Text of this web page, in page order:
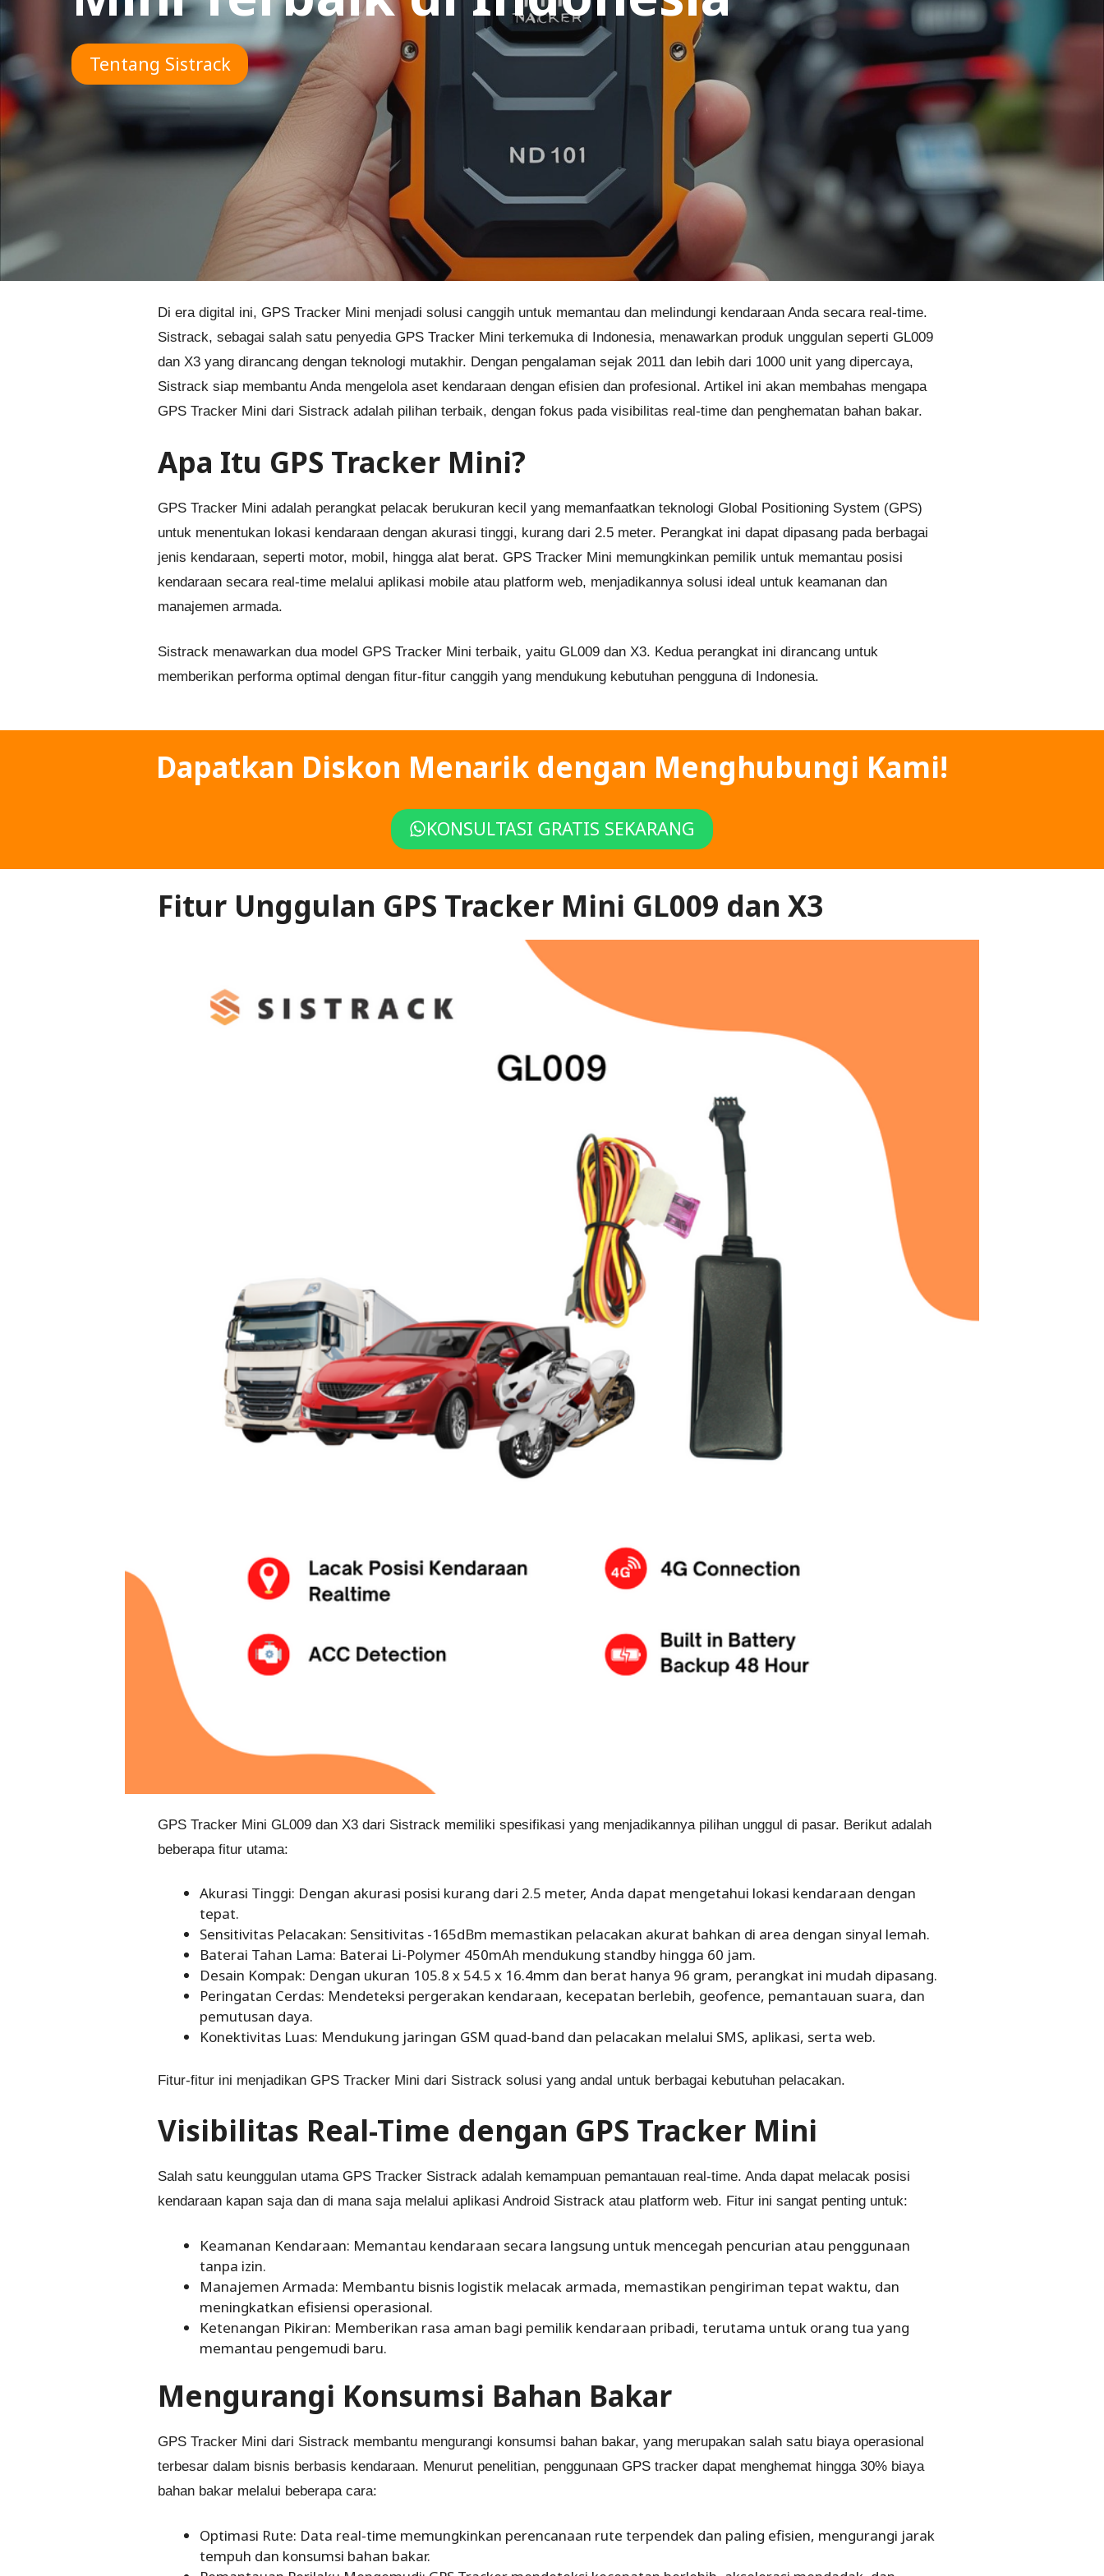
Tentang Sistrack
Di era digital ini, GPS Tracker Mini menjadi solusi canggih untuk memantau dan melindungi kendaraan Anda secara real-time.
Sistrack, sebagai salah satu penyedia GPS Tracker Mini terkemuka di Indonesia, menawarkan produk unggulan seperti GL009
dan X3 yang dirancang dengan teknologi mutakhir. Dengan pengalaman sejak 2011 dan lebih dari 1000 unit yang dipercaya,
Sistrack siap membantu Anda mengelola aset kendaraan dengan efisien dan profesional. Artikel ini akan membahas mengapa
GPS Tracker Mini dari Sistrack adalah pilihan terbaik, dengan fokus pada visibilitas real-time dan penghematan bahan bakar.
Apa Itu GPS Tracker Mini?
GPS Tracker Mini adalah perangkat pelacak berukuran kecil yang memanfaatkan teknologi Global Positioning System (GPS)
untuk menentukan lokasi kendaraan dengan akurasi tinggi, kurang dari 2.5 meter. Perangkat ini dapat dipasang pada berbagai
jenis kendaraan, seperti motor, mobil, hingga alat berat. GPS Tracker Mini memungkinkan pemilik untuk memantau posisi
kendaraan secara real-time melalui aplikasi mobile atau platform web, menjadikannya solusi ideal untuk keamanan dan
manajemen armada.
Sistrack menawarkan dua model GPS Tracker Mini terbaik, yaitu GL009 dan X3. Kedua perangkat ini dirancang untuk
memberikan performa optimal dengan fitur-fitur canggih yang mendukung kebutuhan pengguna di Indonesia.
Dapatkan Diskon Menarik dengan Menghubungi Kami!
KONSULTASI GRATIS SEKARANG
Fitur Unggulan GPS Tracker Mini GL009 dan X3
GPS Tracker Mini GL009 dan X3 dari Sistrack memiliki spesifikasi yang menjadikannya pilihan unggul di pasar. Berikut adalah
beberapa fitur utama:
Akurasi Tinggi: Dengan akurasi posisi kurang dari 2.5 meter, Anda dapat mengetahui lokasi kendaraan dengan
tepat.
Sensitivitas Pelacakan: Sensitivitas -165dBm memastikan pelacakan akurat bahkan di area dengan sinyal lemah.
Baterai Tahan Lama: Baterai Li-Polymer 450mAh mendukung standby hingga 60 jam.
Desain Kompak: Dengan ukuran 105.8 x 54.5 x 16.4mm dan berat hanya 96 gram, perangkat ini mudah dipasang.
Peringatan Cerdas: Mendeteksi pergerakan kendaraan, kecepatan berlebih, geofence, pemantauan suara, dan
pemutusan daya.
Konektivitas Luas: Mendukung jaringan GSM quad-band dan pelacakan melalui SMS, aplikasi, serta web.
Fitur-fitur ini menjadikan GPS Tracker Mini dari Sistrack solusi yang andal untuk berbagai kebutuhan pelacakan.
Visibilitas Real-Time dengan GPS Tracker Mini
Salah satu keunggulan utama GPS Tracker Sistrack adalah kemampuan pemantauan real-time. Anda dapat melacak posisi
kendaraan kapan saja dan di mana saja melalui aplikasi Android Sistrack atau platform web. Fitur ini sangat penting untuk:
Keamanan Kendaraan: Memantau kendaraan secara langsung untuk mencegah pencurian atau penggunaan
tanpa izin.
Manajemen Armada: Membantu bisnis logistik melacak armada, memastikan pengiriman tepat waktu, dan
meningkatkan efisiensi operasional.
Ketenangan Pikiran: Memberikan rasa aman bagi pemilik kendaraan pribadi, terutama untuk orang tua yang
memantau pengemudi baru.
Mengurangi Konsumsi Bahan Bakar
GPS Tracker Mini dari Sistrack membantu mengurangi konsumsi bahan bakar, yang merupakan salah satu biaya operasional
terbesar dalam bisnis berbasis kendaraan. Menurut penelitian, penggunaan GPS tracker dapat menghemat hingga 30% biaya
bahan bakar melalui beberapa cara:
Optimasi Rute: Data real-time memungkinkan perencanaan rute terpendek dan paling efisien, mengurangi jarak
tempuh dan konsumsi bahan bakar.